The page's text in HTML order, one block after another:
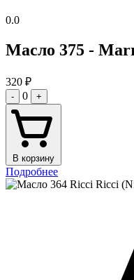
0.0
Масло 375 -
320 ₽
- 0 +
В корзину
Подробнее